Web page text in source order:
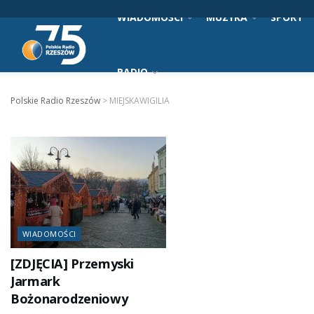
WIADOMOŚCI MUZYKA SPORT
RADIO
Polskie Radio Rzeszów > MIEJSKAWIGILIA
WIADOMOŚCI
[ZDJĘCIA] Przemyski
Jarmark
Bożonarodzeniowy